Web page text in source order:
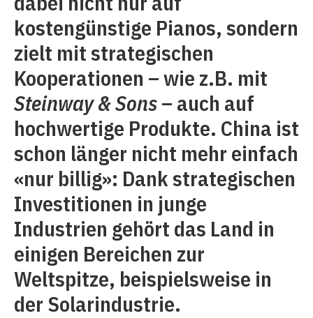
kostengünstige Pianos, sondern
zielt mit strategischen
Kooperationen – wie z.B. mit
Steinway & Sons– auch auf
hochwertige Produkte. China ist
schon länger nicht mehr einfach
«nur billig»: Dank strategischen
Investitionen in junge
Industrien gehört das Land in
einigen Bereichen zur
Weltspitze, beispielsweise in
der Solarindustrie.